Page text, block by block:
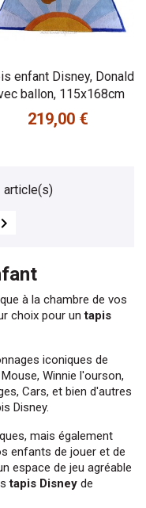
enfant Disney, Donald
ballon, 115x168cm
Prix
219,00 €
article(s)

à la chambre de vos
choix pour un tapis
iconiques de
Winnie l'ourson,
Cars, et bien d'autres
Disney.
mais également
enfants de jouer et de
espace de jeu agréable
tapis Disney de